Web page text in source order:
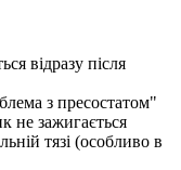
відразу після
з пресостатом"
не зажигається
тязі (особливо в